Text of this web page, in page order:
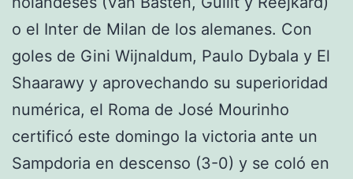
o el Inter de Milan de los alemanes. Con
goles de Gini Wijnaldum, Paulo Dybala y El
Shaarawy y aprovechando su superioridad
numérica, el Roma de José Mourinho
certificó este domingo la victoria ante un
Sampdoria en descenso (3-0) y se coló en